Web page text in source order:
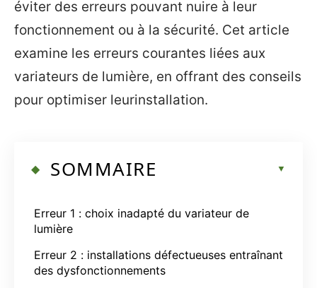
éviter des erreurs pouvant nuire à leur
fonctionnement ou à la sécurité. Cet article
examine les erreurs courantes liées aux
variateurs de lumière, en offrant des conseils
pour optimiser leurinstallation.
SOMMAIRE
Erreur 1 : choix inadapté du variateur de
lumière
Erreur 2 : installations défectueuses entraînant
des dysfonctionnements